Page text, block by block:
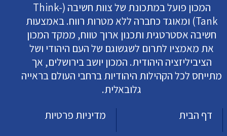
המכון פועל במתכונת של צוות חשיבה (Think-
Tank) ומאוגד כחברה ללא מטרות רווח. באמצעות
חשיבה אסטרטגית ותכנון ארוך טווח, ממקד המכון
את מאמציו לתרום לשגשוגם של העם היהודי ושל
הציביליזציה היהודית. המכון יושב בירושלים, אך
מתייחס לכל הקהילות היהודיות ברחבי העולם בראייה
גלובאלית.
דף הבית
מדיניות פרטיות